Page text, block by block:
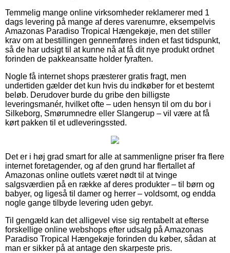
Temmelig mange online virksomheder reklamerer med 1
dags levering på mange af deres varenumre, eksempelvis
Amazonas Paradiso Tropical Hængekøje, men det stiller
krav om at bestillingen gennemføres inden et fast tidspunkt,
så de har udsigt til at kunne nå at få dit nye produkt ordnet
forinden de pakkeansatte holder fyraften.
Nogle få internet shops præsterer gratis fragt, men
undertiden gælder det kun hvis du indkøber for et bestemt
beløb. Derudover burde du gribe den billigste
leveringsmanér, hvilket ofte – uden hensyn til om du bor i
Silkeborg, Smørumnedre eller Slangerup – vil være at få
kørt pakken til et udleveringssted.
Det er i høj grad smart for alle at sammenligne priser fra flere
internet foretagender, og af den grund har flertallet af
Amazonas online outlets været nødt til at tvinge
salgsværdien på en række af deres produkter – til børn og
babyer, og ligeså til damer og herrer – voldsomt, og endda
nogle gange tilbyde levering uden gebyr.
Til gengæld kan det alligevel vise sig rentabelt at efterse
forskellige online webshops efter udsalg på Amazonas
Paradiso Tropical Hængekøje forinden du køber, sådan at
man er sikker på at antage den skarpeste pris.